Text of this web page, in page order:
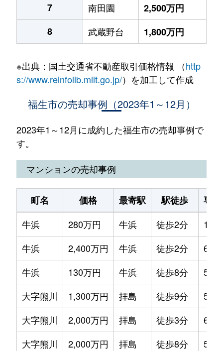
7
南田園
2,500万円
8
武蔵野台 1,800万円
※出典：国土交通省不動産取引価格情報 （http
s://www.reinfolib.mlit.go.jp/）を加工して作成
福生市の売却事例（2023年1～12月）
2023年1～12月に成約した福生市の売却事例で
す。
マンションの売却事例
町名 価格 最寄駅 駅徒歩
専
牛浜
280万円 牛浜 徒歩2分
牛浜
2,400万円 牛浜 徒歩2分
牛浜
130万円 牛浜 徒歩8分
大字熊川
1,300万円 拝島 徒歩9分
大字熊川
2,000万円 拝島 徒歩3分
大字熊川
2,000万円 拝島 徒歩8分